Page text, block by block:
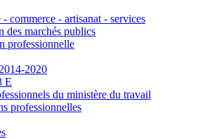
- commerce - artisanat - services
des marchés publics
professionnelle
2020
E
du ministère du travail
professionnelles